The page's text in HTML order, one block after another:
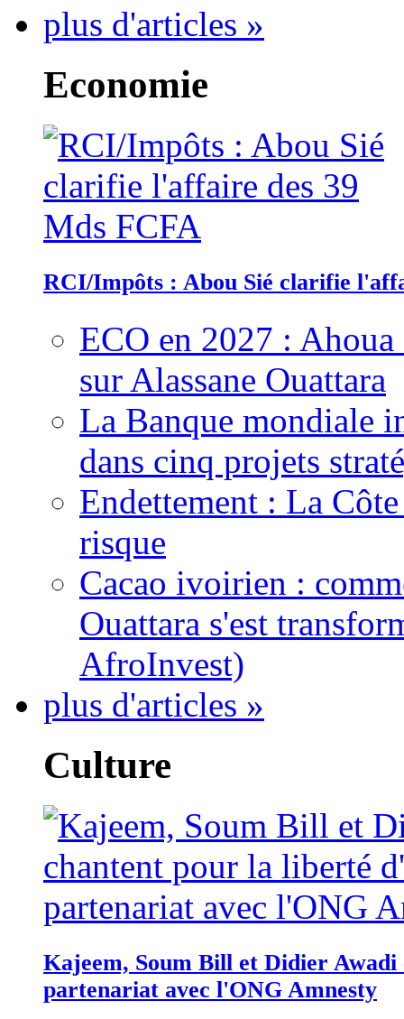
plus d'articles »
Economie
RCI/Impôts : Abou Sié clarifie
ECO en 2027 :
sur Alassane Ouattara
La Banque mondiale
dans cinq projets
Endettement : La
risque
Cacao ivoirien :
Ouattara s'est
AfroInvest)
plus d'articles »
Culture
Kajeem, Soum Bill et Didier
partenariat avec l'ONG Amnesty